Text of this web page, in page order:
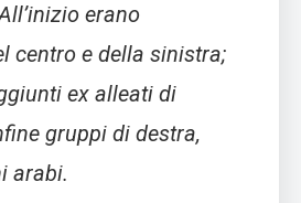
erano
centro e della sinistra;
ex alleati di
gruppi di destra,
arabi.